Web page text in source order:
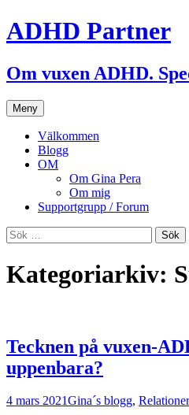
ADHD Partner
Om vuxen ADHD.
Meny Hoppa
till
innehåll
Välkommen
Blogg
OM
Om Gina Pera
Om mig
Supportgrupp / Forum
Sök
efter:
Kategoriarkiv:
Tecknen på vuxen-
uppenbara?
4 mars 2021Gina´s blogg, Relationer